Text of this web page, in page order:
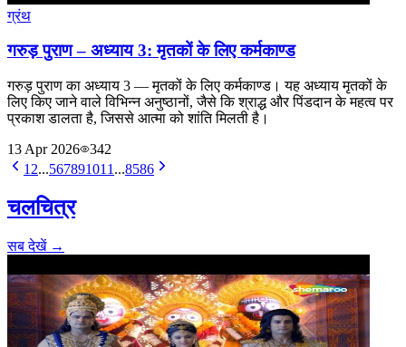
ग्रंथ
गरुड़ पुराण – अध्याय 3: मृतकों के लिए कर्मकाण्ड
गरुड़ पुराण का अध्याय 3 — मृतकों के लिए कर्मकाण्ड। यह अध्याय मृतकों के
लिए किए जाने वाले विभिन्न अनुष्ठानों, जैसे कि श्राद्ध और पिंडदान के महत्व पर
प्रकाश डालता है, जिससे आत्मा को शांति मिलती है।
13 Apr 2026
342
1 2...567891011 ...8586
चलचित्र
सब देखें →